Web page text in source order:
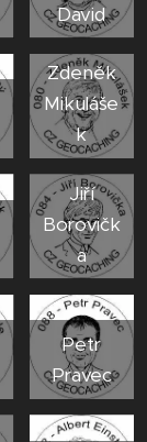
David
Zdeněk
Mikuláše
k
Jiří
Borovičk
a
Petr
Pravec